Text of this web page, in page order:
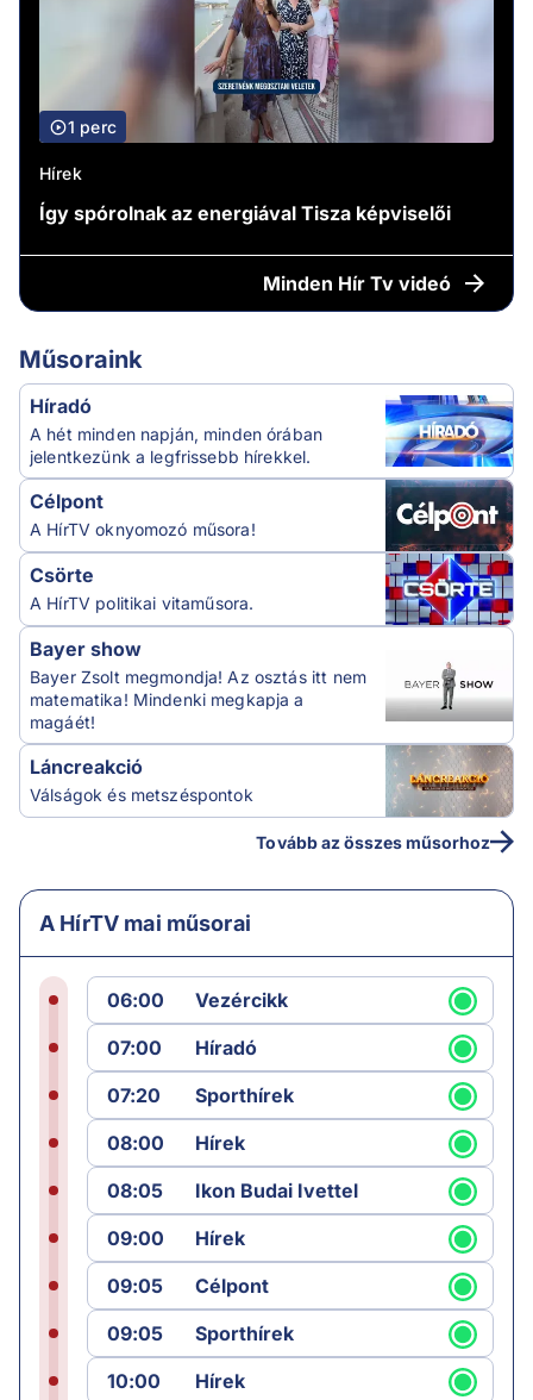
1 perc
Hírek
Így spórolnak az energiával Tisza képviselői
Minden Hír Tv videó
Műsoraink
Híradó
A hét minden napján, minden órában
jelentkezünk a legfrissebb hírekkel.
Célpont
A HírTV oknyomozó műsora!
Csörte
A HírTV politikai vitaműsora.
Bayer show
Bayer Zsolt megmondja! Az osztás itt nem
matematika! Mindenki megkapja a
magáét!
Láncreakció
Válságok és metszéspontok
Tovább az összes műsorhoz
A HírTV mai műsorai
06:00
Vezércikk
07:00
Híradó
07:20
Sporthírek
08:00
Hírek
08:05
Ikon Budai Ivettel
09:00
Hírek
09:05
Célpont
09:05
Sporthírek
10:00
Hírek